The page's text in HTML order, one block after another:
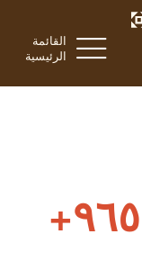
القائمة
الرئيسية